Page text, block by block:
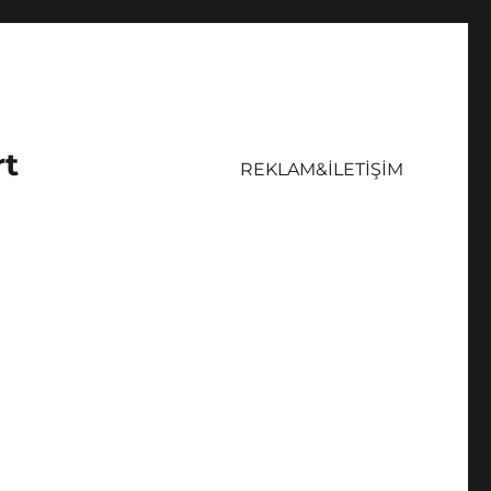
REKLAM&İLETİŞİM